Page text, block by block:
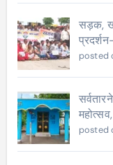
सड़क,
posted
posted